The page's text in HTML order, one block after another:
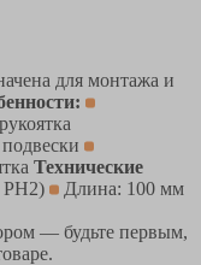
для монтажа и
Технические
PH2)
Длина: 100 мм
— будьте первым,